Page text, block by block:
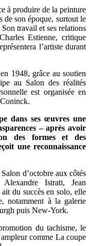
à produire de la peinture
de son époque, surtout le
travail et ses relations
Estienne, critique
l’artiste durant
1948, grâce au soutien
au Salon des réalités
est organisée en
dans ses œuvres une
– après avoir
des formes et des
une reconnaissance
d’octobre aux côtés
Istrati, Jean
du succès en solo, elle
notamment à la galerie
puis New-York.
du tachisme, le
comme La coupe